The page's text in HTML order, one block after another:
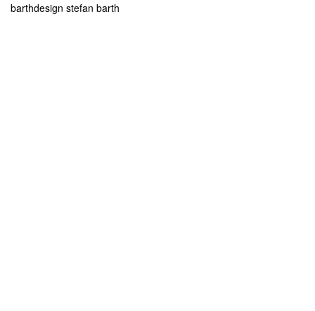
barthdesign stefan barth